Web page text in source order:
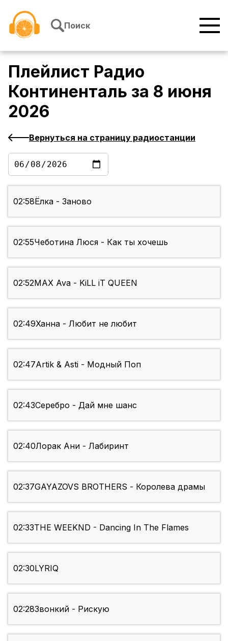
Поиск
Плейлист Радио
Континенталь за 8 июня
2026
Вернуться на страницу радиостанции
02:58Ёлка - Заново
02:55Чеботина Люся - Как ты хочешь
02:52MAX Ava - KiLL iT QUEEN
02:49Ханна - Любит не любит
02:47Artik & Asti - Модный Поп
02:43Серебро - Дай мне шанс
02:40Лорак Ани - Лабиринт
02:37GAYAZOVS BROTHERS - Королева драмы
02:33THE WEEKND - Dancing In The Flames
02:30LYRIQ
02:28Звонкий - Рискую